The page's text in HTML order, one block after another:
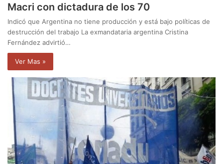
Macri con dictadura de los 70
Indicó que Argentina no tiene producción y está bajo políticas de
destrucción del trabajo La exmandataria argentina Cristina
Fernández advirtió…
Ver Mas »